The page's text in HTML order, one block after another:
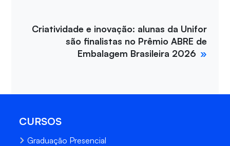
Criatividade e inovação: alunas da Unifor
são finalistas no Prêmio ABRE de
Embalagem Brasileira 2026
CURSOS
Graduação Presencial